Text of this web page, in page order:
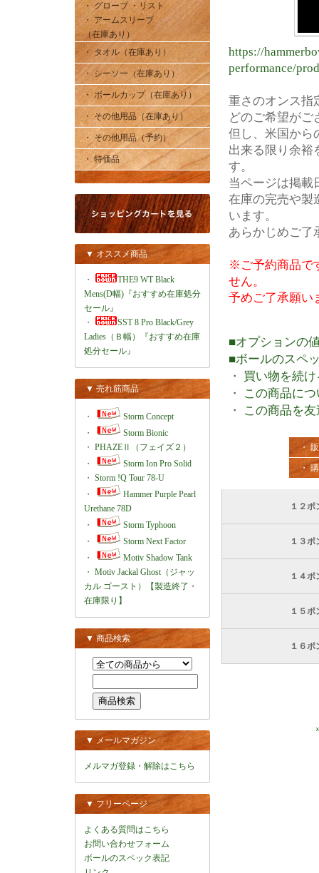
・ グローブ ・リスト
・ アームスリーブ
（在庫あり）
・ タオル（在庫あり）
・ シーソー（在庫あり）
・ ボールカップ（在庫あり）
・ その他用品（在庫あり）
・ その他用品（予約）
・ 特価品
▼ オススメ商品
・
THE9 WT Black
Mens(D幅)『おすすめ在庫処分
セール』
・
SST 8 Pro Black/Grey
Ladies（Ｂ幅）『おすすめ在庫
処分セール』
▼ 売れ筋商品
・
Storm Concept
・
Storm Bionic
・ PHAZEⅡ（フェイズ２）
・
Storm Ion Pro Solid
・ Storm !Q Tour 78-U
・
Hammer Purple Pearl
Urethane 78D
・
Storm Typhoon
・
Storm Next Factor
・
Motiv Shadow Tank
・ Motiv Jackal Ghost（ジャッ
カル ゴースト）【製造終了・
在庫限り】
▼ 商品検索
▼ メールマガジン
メルマガ登録・解除はこちら
▼ フリーページ
よくある質問はこちら
お問い合わせフォーム
ボールのスペック表記
https://
performance/
重さのオンス指
どのご希望がご
但し、米国から
出来る限り余裕
す。
当ページは掲載
在庫の完売や製
います。
あらかじめご了
※ご予約商品で
せん。
予めご了承願い
■オプションの
■ボールのスペ
・ 買い物を続け
・
この商品に
・
この商品を
・
・
１２ポ
１３ポ
１４ポ
１５ポ
１６ポ